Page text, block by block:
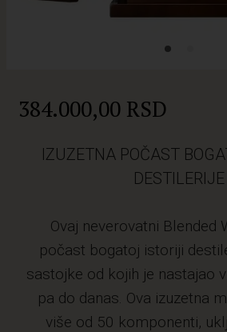
384.000,00 RSD
IZUZETNA POČAST
DESTILERIJE
Ovaj neverovatni Blended
počast bogatoj istoriji
sastojke od kojih je nastajao
pa do danas. Ova izuzetna
više od 50 komponenti,